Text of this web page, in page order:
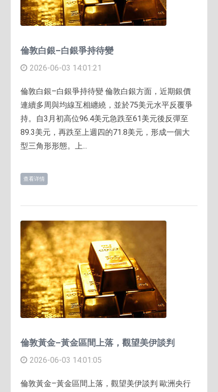
倫敦白銀–白銀爭持待變
2026-06-03 14:01:21
倫敦白銀–白銀爭持待變 倫敦白銀方面，近期銀價
連續多周與均線互相纏繞，並於75美元水平反覆爭
持。自3月初高位96.4美元急跌至61美元後反彈至
89.3美元，再跌至上週四的71.8美元，形成一個大
型三角形形態。上...
查看详情
倫敦黃金–黃金區間上落，觀望美伊談判
2026-06-03 14:01:05
倫敦黃金–黃金區間上落，觀望美伊談判 歐洲央行